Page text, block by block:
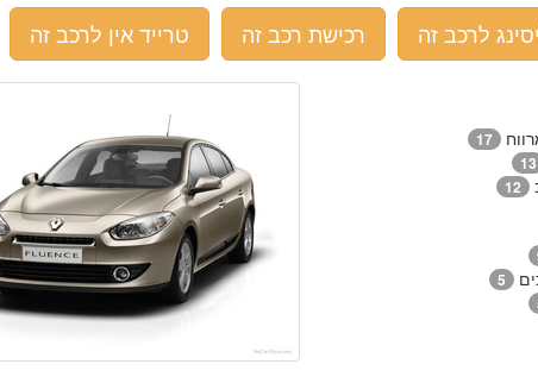
לרכב זה רכישת רכב זה טרייד אין לרכב זה
17
13
12
5